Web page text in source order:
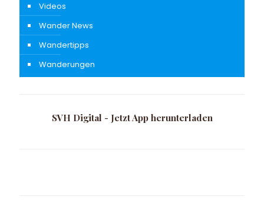
Videos
Wander News
Wandertipps
Wanderungen
SVH Digital - Jetzt App herunterladen